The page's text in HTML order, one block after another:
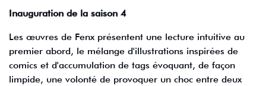
Inauguration de la saison 4
Les œuvres de Fenx présentent une lecture intuitive au
premier abord, le mélange d'illustrations inspirées de
comics et d'accumulation de tags évoquant, de façon
limpide, une volonté de provoquer un choc entre deux